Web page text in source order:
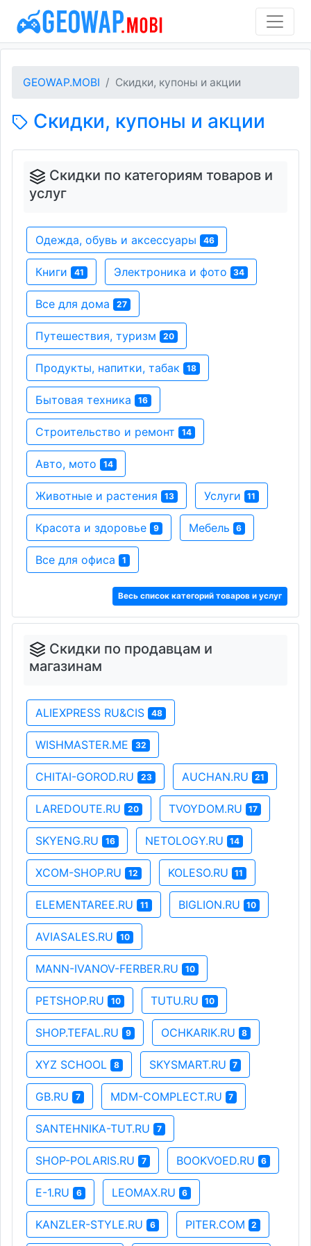
GEOWAP.MOBI Скидки, купоны и акции
Скидки, купоны и акции
Скидки по категориям товаров и
услуг
Одежда, обувь и аксессуары 46
Книги 41 Электроника и фото 34
Все для дома 27
Путешествия, туризм 20
Продукты, напитки, табак 18
Бытовая техника 16
Строительство и ремонт 14
Авто, мото 14
Животные и растения 13 Услуги 11
Красота и здоровье 9 Мебель 6
Все для офиса 1
Весь список категорий товаров и услуг
Скидки по продавцам и
магазинам
ALIEXPRESS RU&CIS 48
WISHMASTER.ME 32
CHITAI-GOROD.RU 23 AUCHAN.RU 21
LAREDOUTE.RU 20 TVOYDOM.RU 17
SKYENG.RU 16 NETOLOGY.RU 14
XCOM-SHOP.RU 12 KOLESO.RU 11
ELEMENTAREE.RU 11 BIGLION.RU 10
AVIASALES.RU 10
MANN-IVANOV-FERBER.RU 10
PETSHOP.RU 10 TUTU.RU 10
SHOP.TEFAL.RU 9 OCHKARIK.RU 8
XYZ SCHOOL 8 SKYSMART.RU 7
GB.RU 7 MDM-COMPLECT.RU 7
SANTEHNIKA-TUT.RU 7
SHOP-POLARIS.RU 7 BOOKVOED.RU 6
E-1.RU 6 LEOMAX.RU 6
KANZLER-STYLE.RU 6 PITER.COM 2